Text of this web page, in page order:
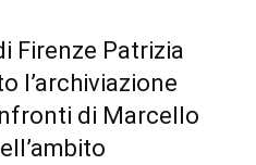
Firenze Patrizia
l’archiviazione
di Marcello